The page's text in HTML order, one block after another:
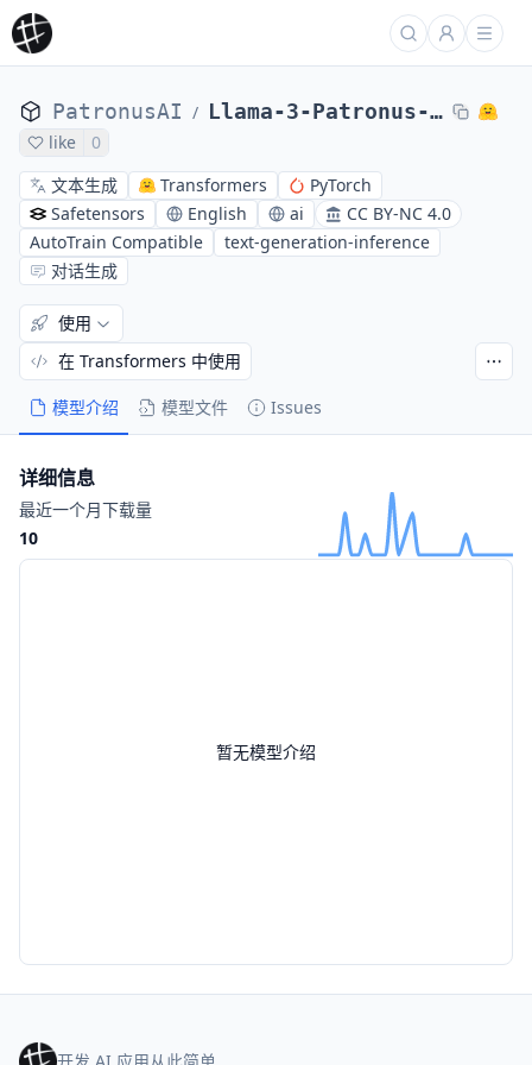
PatronusAI / Llama-3-Patronus-Lynx-8B-Instruct-v1.1
like
0
文本生成
Transformers
PyTorch
Safetensors
English ai
CC BY-NC 4.0
AutoTrain Compatible
text-generation-inference
对话生成
模型介绍 模型文件 Issues
使用
在 Transformers 中使用
暂无模型介绍
详细信息
最近一个月下载量
10